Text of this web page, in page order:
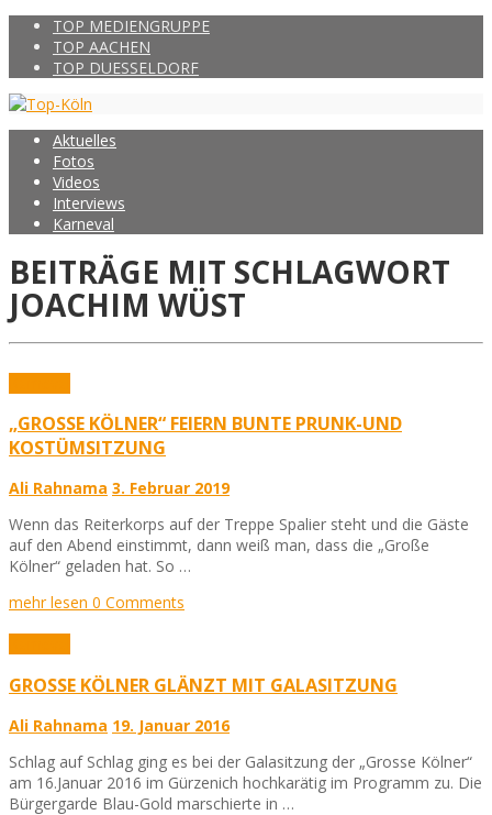
TOP MEDIENGRUPPE
TOP AACHEN
TOP DUESSELDORF
Aktuelles
Fotos
Videos
Interviews
Karneval
BEITRÄGE MIT SCHLAGWORT
JOACHIM WÜST
„GROSSE KÖLNER“ FEIERN BUNTE PRUNK-UND K
OSTÜMSITZUNG
Ali Rahnama 3. Februar 2019
Wenn das Reiterkorps auf der Treppe Spalier steht und die Gäste
auf den Abend einstimmt, dann weiß man, dass die „Große
Kölner“ geladen hat. So …
mehr lesen 0 Comments
GROSSE KÖLNER GLÄNZT MIT GALASITZUNG
Ali Rahnama 19. Januar 2016
Schlag auf Schlag ging es bei der Galasitzung der „Grosse Kölner“
am 16.Januar 2016 im Gürzenich hochkarätig im Programm zu. Die
Bürgergarde Blau-Gold marschierte in …